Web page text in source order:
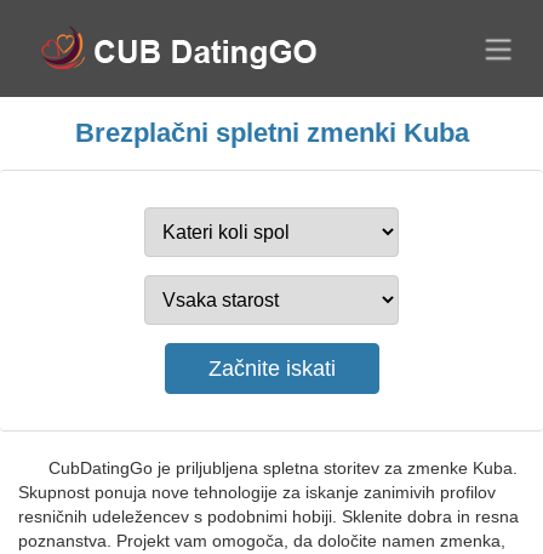
Brezplačni spletni zmenki Kuba
CubDatingGo je priljubljena spletna storitev za zmenke Kuba.
Skupnost ponuja nove tehnologije za iskanje zanimivih profilov
resničnih udeležencev s podobnimi hobiji. Sklenite dobra in resna
poznanstva. Projekt vam omogoča, da določite namen zmenka,